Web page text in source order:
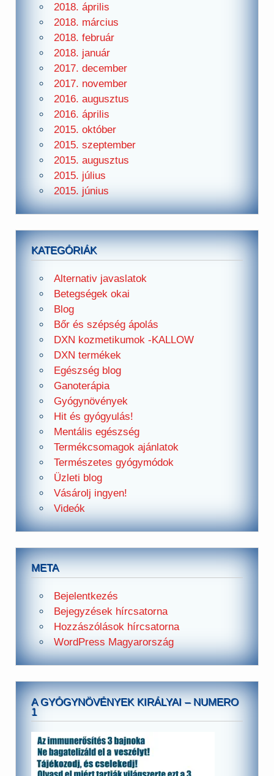
2018. április
2018. március
2018. február
2018. január
2017. december
2017. november
2016. augusztus
2016. április
2015. október
2015. szeptember
2015. augusztus
2015. július
2015. június
KATEGÓRIÁK
Alternativ javaslatok
Betegségek okai
Blog
Bőr és szépség ápolás
DXN kozmetikumok -KALLOW
DXN termékek
Egészség blog
Ganoterápia
Gyógynövények
Hit és gyógyulás!
Mentális egészség
Termékcsomagok ajánlatok
Természetes gyógymódok
Üzleti blog
Vásárolj ingyen!
Videók
META
Bejelentkezés
Bejegyzések hírcsatorna
Hozzászólások hírcsatorna
WordPress Magyarország
A GYÓGYNÖVÉNYEK KIRÁLYAI – NUMERO
1